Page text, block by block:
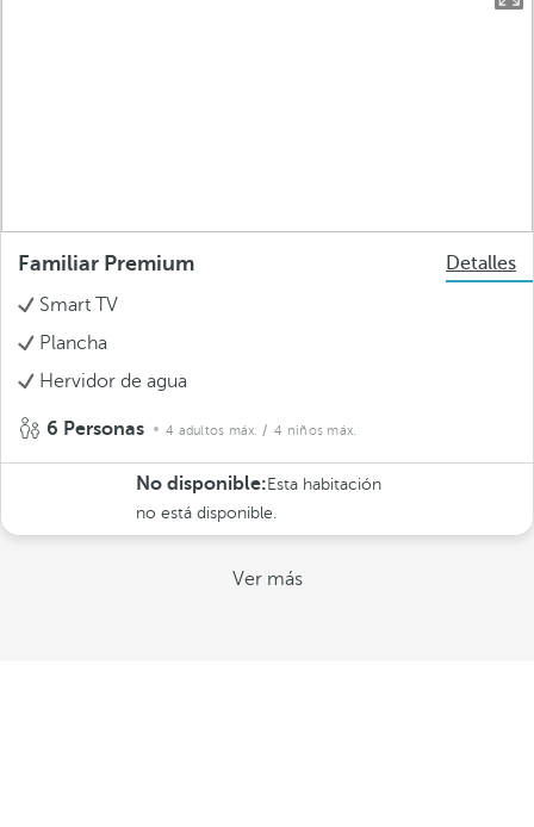
Familiar Premium
Detalles
Smart TV
Plancha
Hervidor de agua
6 Personas 4 adultos máx. / 4 niños máx.
No disponible: Esta habitación
no está disponible.
Ver más